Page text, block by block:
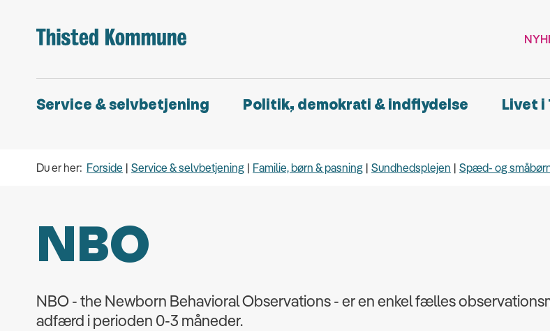
Service & selvbetjening Politik, demokrati & indflydelse Livet i
Du er her: Forside Service & selvbetjening Familie, børn & pasning Sundhedsplejen Spæd- og
NBO
NBO - the Newborn Behavioral Observations - er en enkel fælles
adfærd i perioden 0-3 måneder.